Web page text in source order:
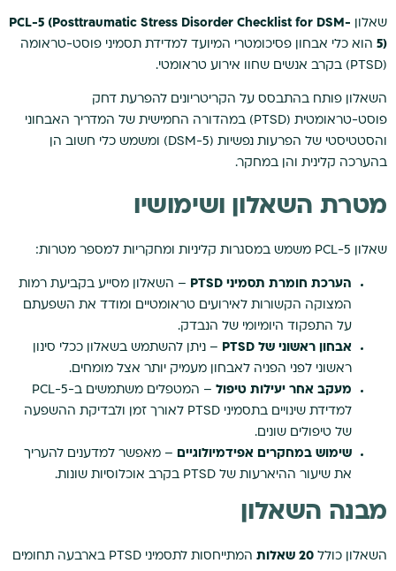
שאלון PCL-5 (Posttraumatic Stress Disorder Checklist for DSM-
5) הוא כלי אבחון פסיכומטרי המיועד למדידת תסמיני פוסט-טראומה
(PTSD) בקרב אנשים שחוו אירוע טראומטי.
השאלון פותח בהתבסס על הקריטריונים להפרעת דחק
פוסט-טראומטית (PTSD) במהדורה החמישית של המדריך האבחוני
והסטטיסטי של הפרעות נפשיות (DSM-5) ומשמש כלי חשוב הן
בהערכה קלינית והן במחקר.
מטרת השאלון ושימושיו
שאלון PCL-5 משמש במסגרות קליניות ומחקריות למספר מטרות:
הערכת חומרת תסמיני PTSD
– השאלון מסייע בקביעת רמות
המצוקה הקשורות לאירועים טראומטיים ומודד את השפעתם
על התפקוד היומיומי של הנבדק.
אבחון ראשוני של PTSD
– ניתן להשתמש בשאלון ככלי סינון
ראשוני לפני הפניה לאבחון מעמיק יותר אצל מומחים.
מעקב אחר יעילות טיפול
– המטפלים משתמשים ב-PCL-5
למדידת שינויים בתסמיני PTSD לאורך זמן ולבדיקת ההשפעה
של טיפולים שונים.
שימוש במחקרים אפידמיולוגיים
– מאפשר למדענים להעריך
את שיעור ההיארעות של PTSD בקרב אוכלוסיות שונות.
מבנה השאלון
השאלון כולל 20 שאלות
המתייחסות לתסמיני PTSD בארבעה תחומים